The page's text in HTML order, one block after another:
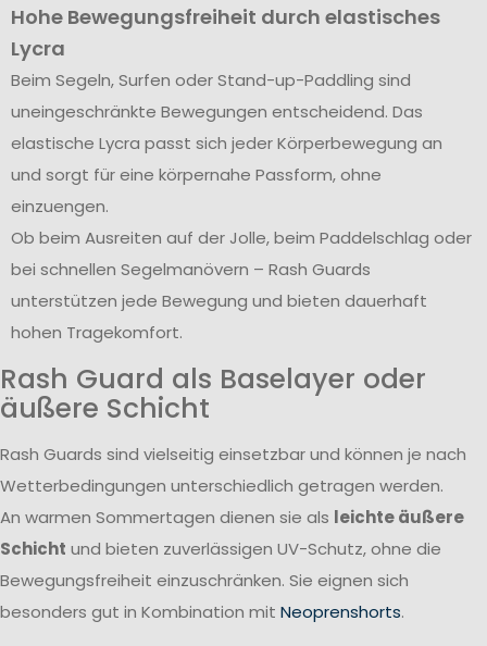
Hohe Bewegungsfreiheit durch elastisches
Lycra
Beim Segeln, Surfen oder Stand-up-Paddling sind
uneingeschränkte Bewegungen entscheidend. Das
elastische Lycra passt sich jeder Körperbewegung an
und sorgt für eine körpernahe Passform, ohne
einzuengen.
Ob beim Ausreiten auf der Jolle, beim Paddelschlag oder
bei schnellen Segelmanövern – Rash Guards
unterstützen jede Bewegung und bieten dauerhaft
hohen Tragekomfort.
Rash Guard als Baselayer oder
äußere Schicht
Rash Guards sind vielseitig einsetzbar und können je nach
Wetterbedingungen unterschiedlich getragen werden.
An warmen Sommertagen dienen sie als leichte äußere
Schicht und bieten zuverlässigen UV-Schutz, ohne die
Bewegungsfreiheit einzuschränken. Sie eignen sich
besonders gut in Kombination mit Neoprenshorts.